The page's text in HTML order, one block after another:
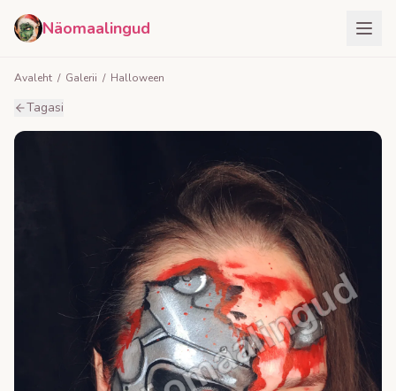
Näomaalingud
Avaleht / Galerii / Halloween
Tagasi